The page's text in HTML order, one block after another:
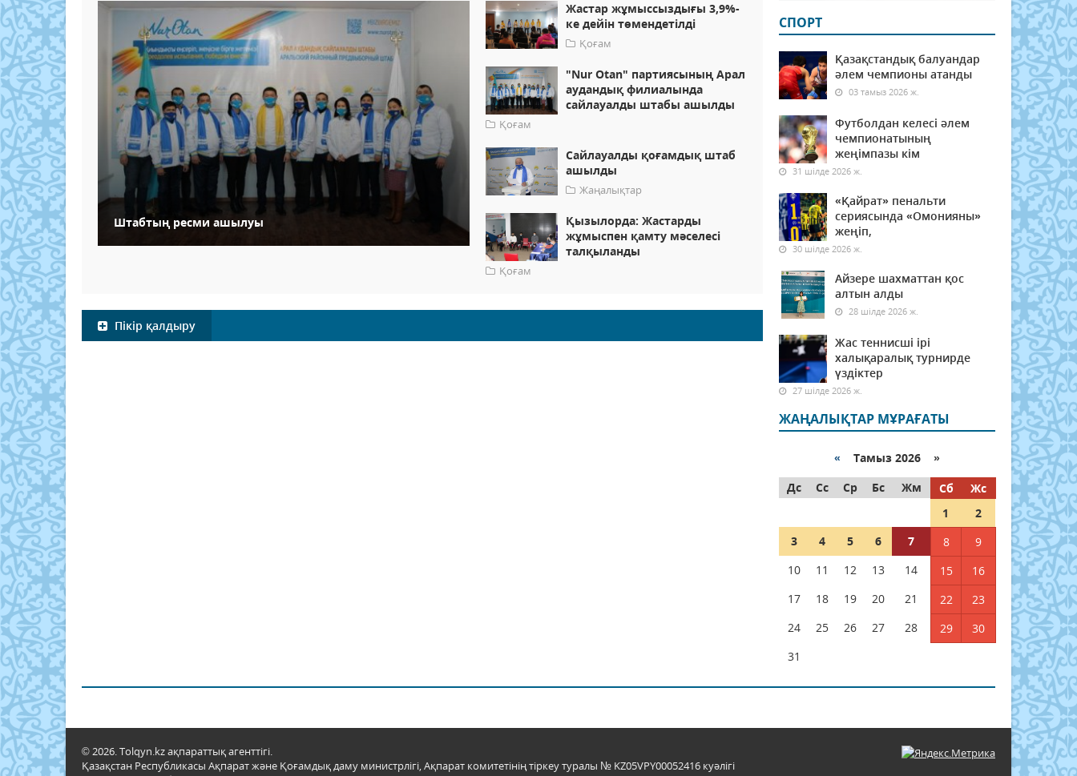
Штабтың ресми ашылуы
Жастар жұмыссыздығы 3,9%-
ке дейін төмендетілді
Қоғам
"Nur Otan" партиясының Арал
аудандық филиалында
сайлауалды штабы ашылды
Қоғам
Сайлауалды қоғамдық штаб
ашылды
Жаңалықтар
Қызылорда: Жастарды
жұмыспен қамту мәселесі
талқыланды
Қоғам
Пікір қалдыру
СПОРТ
Қазақстандық балуандар
әлем чемпионы атанды
03 тамыз 2026 ж.
Футболдан келесі әлем
чемпионатының
жеңімпазы кім
31 шілде 2026 ж.
«Қайрат» пенальти
сериясында «Омонияны»
жеңіп,
30 шілде 2026 ж.
Айзере шахматтан қос
алтын алды
28 шілде 2026 ж.
Жас теннисші ірі
халықаралық турнирде
үздіктер
27 шілде 2026 ж.
ЖАҢАЛЫҚТАР МҰРАҒАТЫ
« Тамыз 2026 »
Дс
Сс Ср Бс Жм Сб
Жс
1
2
3
4 5 6 7 8
9
10
11 12 13 14 15
16
17
18 19 20 21 22
23
24
25 26 27 28 29
30
31
© 2026. Tolqyn.kz ақпараттық агенттігі.
Қазақстан Республикасы Ақпарат және Қоғамдық даму министрлігі, Ақпарат комитетінің тіркеу туралы № KZ05VPY00052416 куәлігі